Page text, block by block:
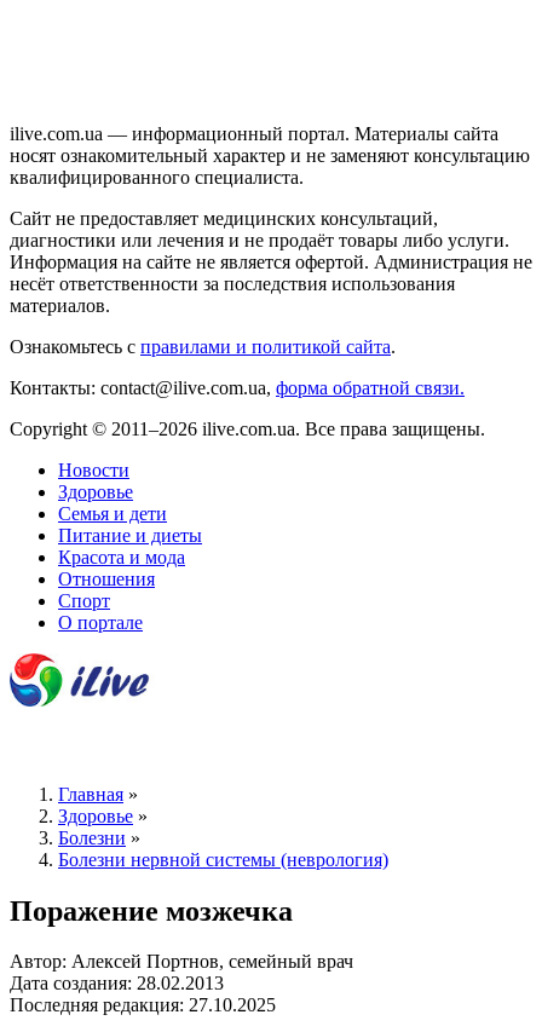
ilive.com.ua — информационный портал. Материалы сайта
носят ознакомительный характер и не заменяют консультацию
квалифицированного специалиста.
Сайт не предоставляет медицинских консультаций,
диагностики или лечения и не продаёт товары либо услуги.
Информация на сайте не является офертой. Администрация не
несёт ответственности за последствия использования
материалов.
Ознакомьтесь с правилами и политикой сайта.
Контакты: contact@ilive.com.ua, форма обратной связи.
Copyright © 2011–2026 ilive.com.ua. Все права защищены.
Новости
Здоровье
Семья и дети
Питание и диеты
Красота и мода
Отношения
Спорт
О портале
Главная »
Здоровье »
Болезни »
Болезни нервной системы (неврология)
Поражение мозжечка
Автор: Алексей Портнов, семейный врач
Дата создания: 28.02.2013
Последняя редакция: 27.10.2025